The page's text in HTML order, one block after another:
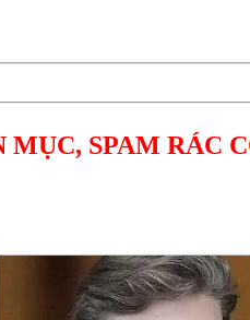
MỤC, SPAM RÁC